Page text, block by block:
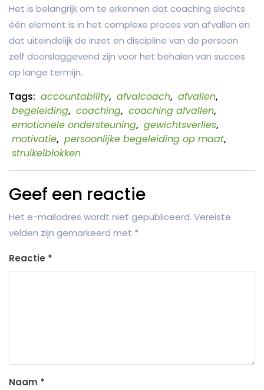
Het is belangrijk om te erkennen dat coaching slechts
één element is in het complexe proces van afvallen en
dat uiteindelijk de inzet en discipline van de persoon
zelf doorslaggevend zijn voor het behalen van succes
op lange termijn.
Tags: accountability, afvalcoach, afvallen,
begeleiding, coaching, coaching afvallen,
emotionele ondersteuning, gewichtsverlies,
motivatie, persoonlijke begeleiding op maat,
struikelblokken
Geef een reactie
Het e-mailadres wordt niet gepubliceerd. Vereiste
velden zijn gemarkeerd met *
Reactie *
Naam *